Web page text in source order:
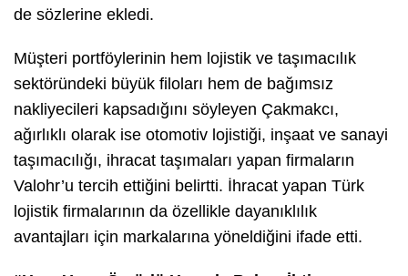
de sözlerine ekledi.
Müşteri portföylerinin hem lojistik ve taşımacılık
sektöründeki büyük filoları hem de bağımsız
nakliyecileri kapsadığını söyleyen Çakmakcı,
ağırlıklı olarak ise otomotiv lojistiği, inşaat ve sanayi
taşımacılığı, ihracat taşımaları yapan firmaların
Valohr’u tercih ettiğini belirtti. İhracat yapan Türk
lojistik firmalarının da özellikle dayanıklılık
avantajları için markalarına yöneldiğini ifade etti.